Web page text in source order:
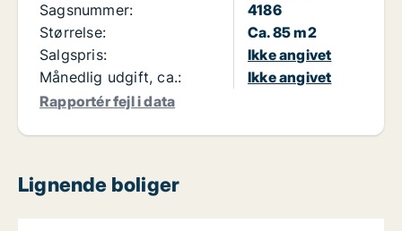
Sagsnummer:
4186
Størrelse:
Ca. 85 m2
Salgspris:
Ikke angivet
Månedlig udgift, ca.:
Ikke angivet
Rapportér fejl i data
Lignende boliger